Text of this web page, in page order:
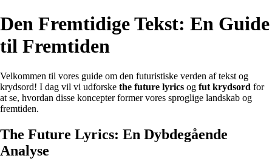
Den Fremtidige Tekst: En Guide
til Fremtiden
Velkommen til vores guide om den futuristiske verden af tekst og
krydsord! I dag vil vi udforske the future lyrics og fut krydsord for
at se, hvordan disse koncepter former vores sproglige landskab og
fremtiden.
The Future Lyrics: En Dybdegående
Analyse